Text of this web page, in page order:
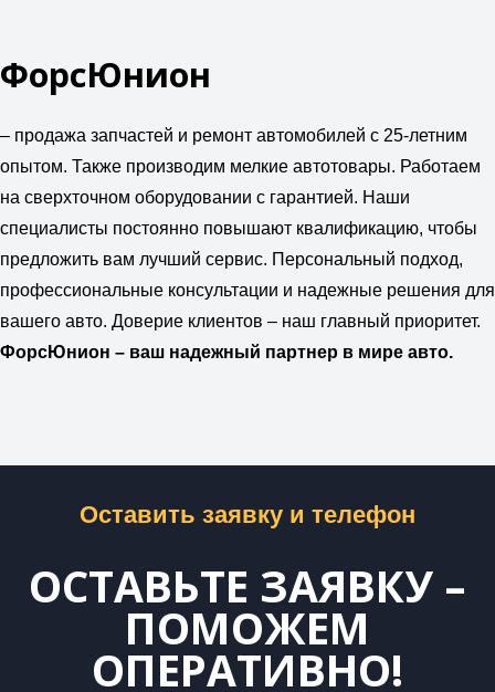
ФорсЮнион
– продажа запчастей и ремонт автомобилей с 25-летним
опытом. Также производим мелкие автотовары. Работаем
на сверхточном оборудовании с гарантией. Наши
специалисты постоянно повышают квалификацию, чтобы
предложить вам лучший сервис. Персональный подход,
профессиональные консультации и надежные решения для
вашего авто. Доверие клиентов – наш главный приоритет.
ФорсЮнион – ваш надежный партнер в мире авто.
Оставить заявку и телефон
ОСТАВЬТЕ ЗАЯВКУ –
ПОМОЖЕМ
ОПЕРАТИВНО!